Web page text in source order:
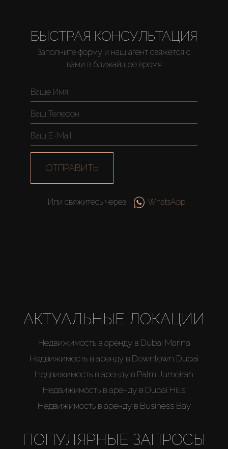
БЫСТРАЯ КОНСУЛЬТАЦИЯ
Заполните форму и наш агент свяжется с
вами в ближайшее время
ОТПРАВИТЬ
Или свяжитесь через WhatsApp
АКТУАЛЬНЫЕ ЛОКАЦИИ
Недвижимость в аренду в Dubai Marina
Недвижимость в аренду в Downtown Dubai
Недвижимость в аренду в Palm Jumeirah
Недвижимость в аренду в Dubai Hills
Недвижимость в аренду в Business Bay
ПОПУЛЯРНЫЕ ЗАПРОСЫ